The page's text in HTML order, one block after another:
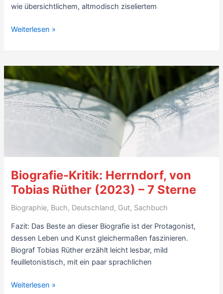
wie übersichtlichem, altmodisch ziseliertem
Buchkritik:
Tante
Jolesch
(1975),
von
Friedrich
Torberg
Weiterlesen »
Biografie-Kritik: Herrndorf, von
Tobias Rüther (2023) – 7 Sterne
Biographie, Buch, Deutschland, Gut, Sachbuch
Fazit: Das Beste an dieser Biografie ist der Protagonist,
dessen Leben und Kunst gleichermaßen faszinieren.
Biograf Tobias Rüther erzählt leicht lesbar, mild
feuilletonistisch, mit ein paar sprachlichen
Biografie-
Weiterlesen »